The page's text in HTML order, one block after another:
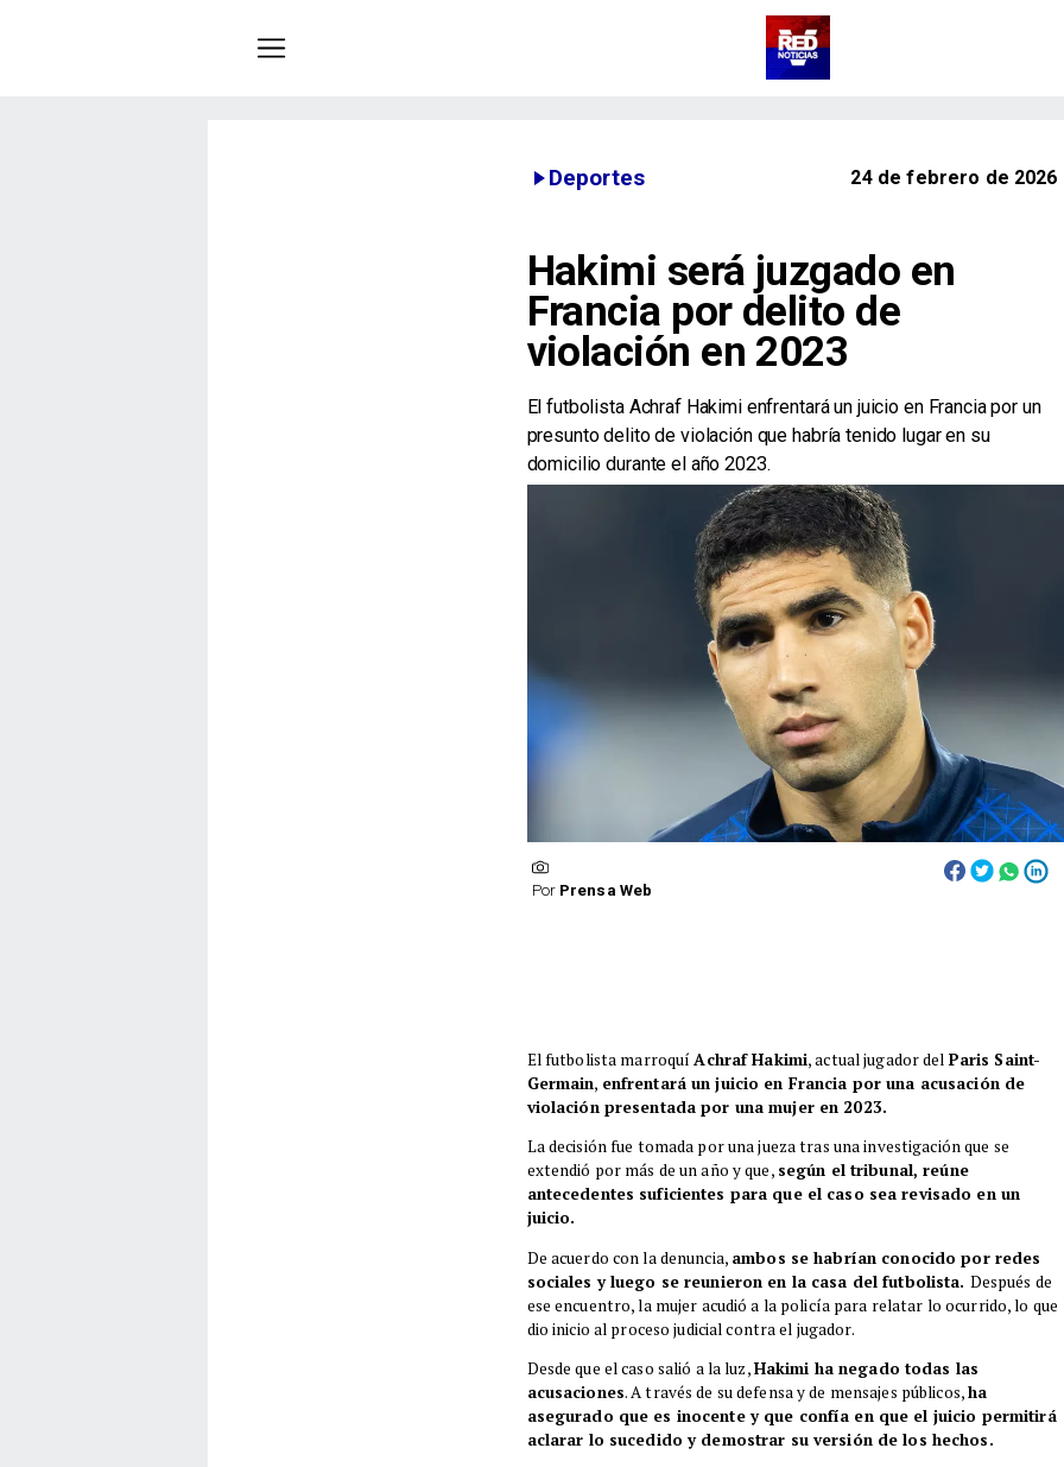
Deportes 24 de febrero de 2026
Hakimi será juzgado en
Francia por delito de
violación en 2023
El futbolista Achraf Hakimi enfrentará un juicio en Francia por un
presunto delito de violación que habría tenido lugar en su
domicilio durante el año 2023.
Por Prensa Web
El futbolista marroquíAchraf Hakimi, actual jugador del Paris Saint-
Germain, enfrentará un juicio en Francia por una acusación de
violación presentada por una mujer en 2023.
La decisión fue tomada por una jueza tras una investigación que se
extendió por más de un año y que, según el tribunal, reúne
antecedentes suficientes para que el caso sea revisado en un
juicio.
De acuerdo con la denuncia, ambos se habrían conocido por redes
sociales y luego se reunieron en la casa del futbolista. Después de
ese encuentro, la mujer acudió a la policía para relatar lo ocurrido, lo que
dio inicio al proceso judicial contra el jugador.
Desde que el caso salió a la luz,Hakimi ha negado todas las
acusaciones. A través de su defensa y de mensajes públicos,ha
asegurado que es inocente y que confía en que el juicio permitirá
aclarar lo sucedido y demostrar su versión de los hechos.